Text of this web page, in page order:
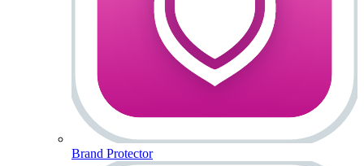
Brand Protector